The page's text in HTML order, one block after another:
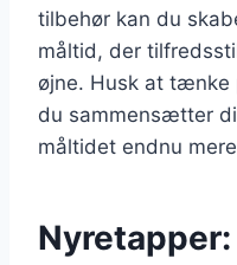
tilbehør kan du
måltid, der
øjne. Husk at tænke
du sammensætter
måltidet endnu